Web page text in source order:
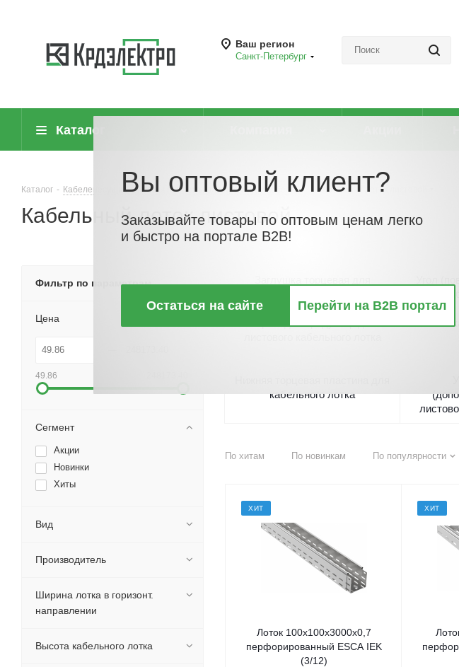
Ваш регион
Санкт-Петербург
Каталог
Каталог - Кабеленесущие системы (системы для прокладки кабеля) - Кабельный лоток листовой
Кабельный лоток листовой
Угол
Переходник-редуктор для
Лоток
кабельного лотка
По хитам По новинкам По популярности
ХИТ
Лоток 100х100х3000х0,7
перфорированный ESCA IEK
(3/12)
ХИТ
Фильтр по параметрам
Цена
49.86
Сегмент
Акции
Новинки
Хиты
Вид
Производитель
Ширина лотка в горизонт.
направлении
Высота кабельного лотка
Вы оптовый клиент?
Заказывайте товары по оптовым ценам легко
и быстро на портале B2B!
Остаться на сайте Перейти на B2B портал